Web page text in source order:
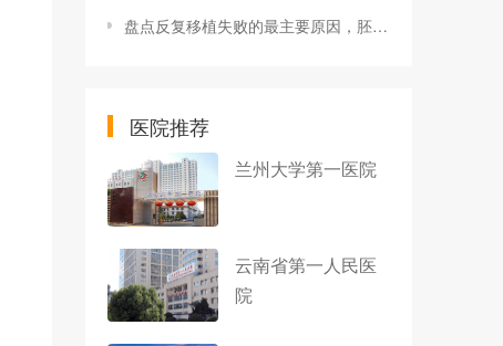
盘点反复移植失败的最主要原因，胚胎质量不好容易导致流产
医院推荐
兰州大学第一医院
云南省第一人民医
院